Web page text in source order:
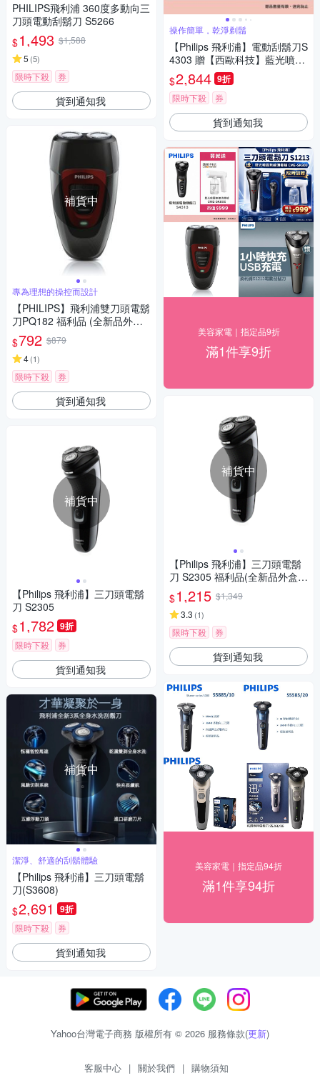
PHILIPS飛利浦 360度多動向三
刀頭電動刮鬍刀 S5266
$1,493 $1,588
5 (5)
限時下殺 券
貨到通知我
補貨中
專為理想的操控而設計
【PHILIPS】飛利浦雙刀頭電鬍
刀PQ182 福利品 (全新品外盒
凹損)
$792 $879
4(1)
限時下殺 券
貨到通知我
補貨中
【Philips 飛利浦】三刀頭電鬍
刀 S2305
$1,782 9折
限時下殺 券
貨到通知我
補貨中
潔淨、舒適的刮鬍體驗
【Philips 飛利浦】三刀頭電鬍
刀(S3608)
$2,691 9折
限時下殺 券
貨到通知我
操作簡單，乾淨剃鬚
【Philips 飛利浦】電動刮鬍刀S
4303 贈【西歐科技】藍光噴霧
無線消毒槍CME-SK800
$2,844 9折
限時下殺 券
貨到通知我
美容家電｜指定品9折
滿1件享9折
補貨中
【Philips 飛利浦】三刀頭電鬍
刀 S2305 福利品(全新品外盒凹
損)
$1,215 $1,349
3.3 (1)
限時下殺 券
貨到通知我
美容家電｜指定品94折
滿1件享94折
Yahoo台灣電子商務 版權所有 © 2026 服務條款(更新)
客服中心 | 關於我們 | 購物須知